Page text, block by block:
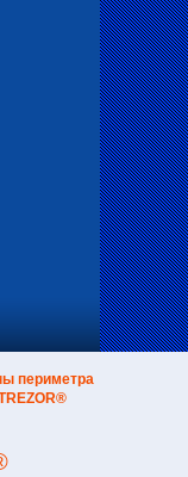
периметра